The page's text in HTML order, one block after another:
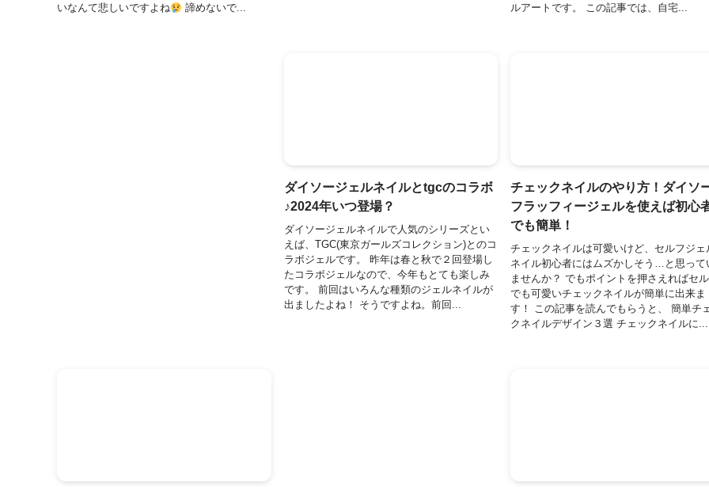
いなんて悲しいですよね
諦めないで...
ルアートです。 この記事では、自宅...
ダイソージェルネイルとtgcのコラボ
♪2024年いつ登場？
ダイソージェルネイルで人気のシリーズとい
えば、TGC(東京ガールズコレクション)とのコ
ラボジェルです。 昨年は春と秋で２回登場し
たコラボジェルなので、今年もとても楽しみ
です。 前回はいろんな種類のジェルネイルが
出ましたよね！ そうですよね。前回...
チェックネイルのやり方！ダイソ
フラッフィージェルを使えば初心
でも簡単！
チェックネイルは可愛いけど、セルフジェ
ネイル初心者にはムズかしそう…と思って
ませんか？ でもポイントを押さえればセ
でも可愛いチェックネイルが簡単に出来ま
す！ この記事を読んでもらうと、 簡単チ
クネイルデザイン３選 チェックネイルに...